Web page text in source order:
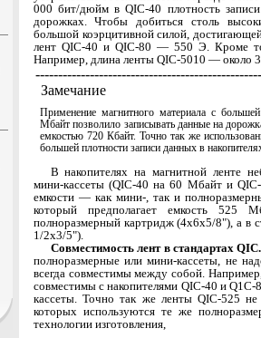
000 бит/дюйм в QIC-40 плотность
дорожках. Чтобы добиться столь
большой коэрцитивной силой,
лент QIC-40 и QIC-80 — 550 Э. Кроме
Например, длина ленты QIC-5010 — около
Замечание
Применение магнитного материала с
Мбайт позволило записывать данные на
емкостью 720 Кбайт. Точно так же
большей плотности записи данных в
В накопителях на магнитной ленте
мини-кассеты (QIC-40 на 60 Мбайт и
емкости — как мини-, так и
который предпо­лагает емкость 525
полноразмерный картридж (4x6x5/8"), а в
1/2x3/5").
Совместимость лент в стандартах
полноразмерные или мини-кассеты, не
всегда совместимы между собой.
совмести­мы с накопителями QIC-40 и
кассеты. Точно так же ленты QIC-525 не
которых исполь­зуются те же
технологии изготовления,